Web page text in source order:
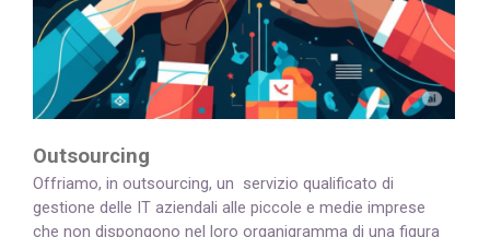
Outsourcing
Offriamo, in outsourcing, un servizio qualificato di
gestione delle IT aziendali alle piccole e medie imprese
che non dispongono nel loro organigramma di una figura